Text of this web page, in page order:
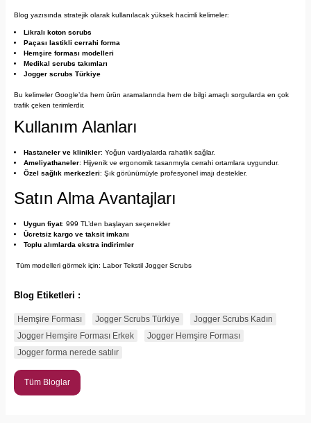
Blog yazısında stratejik olarak kullanılacak yüksek hacimli kelimeler:
Likralı koton scrubs
Paçası lastikli cerrahi forma
Hemşire forması modelleri
Medikal scrubs takımları
Jogger scrubs Türkiye
Bu kelimeler Google’da hem ürün aramalarında hem de bilgi amaçlı sorgularda en çok
trafik çeken terimlerdir.
Kullanım Alanları
Hastaneler ve klinikler: Yoğun vardiyalarda rahatlık sağlar.
Ameliyathaneler: Hijyenik ve ergonomik tasarımıyla cerrahi ortamlara uygundur.
Özel sağlık merkezleri: Şık görünümüyle profesyonel imajı destekler.
Satın Alma Avantajları
Uygun fiyat: 999 TL’den başlayan seçenekler
Ücretsiz kargo ve taksit imkanı
Toplu alımlarda ekstra indirimler
Tüm modelleri görmek için: Labor Tekstil Jogger Scrubs
Blog Etiketleri :
Hemşire Forması Jogger Scrubs Türkiye
Jogger Scrubs Kadın
Jogger Hemşire Forması Erkek
Jogger Hemşire Forması
Jogger forma nerede satılır
Tüm Bloglar